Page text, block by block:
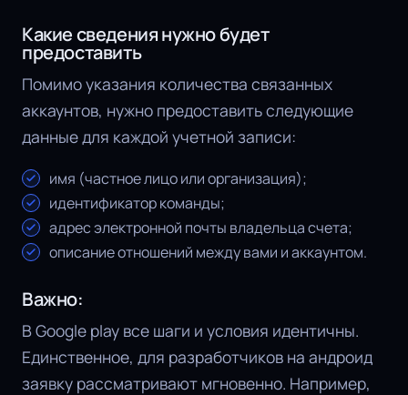
Какие сведения нужно будет
предоставить
Помимо указания количества связанных
аккаунтов, нужно предоставить следующие
данные для каждой учетной записи:
имя (частное лицо или организация);
идентификатор команды;
адрес электронной почты владельца счета;
описание отношений между вами и аккаунтом.
Важно:
В Google play все шаги и условия идентичны.
Единственное, для разработчиков на андроид
заявку рассматривают мгновенно. Например,